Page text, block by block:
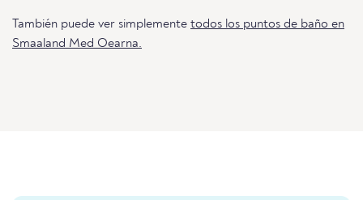
También puede ver simplemente todos los puntos de baño en
Smaaland Med Oearna.